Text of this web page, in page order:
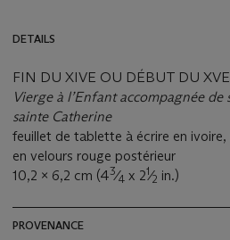
DETAILS
FIN DU XIVE OU DÉBUT DU
Vierge à l’Enfant accompagnée de
sainte Catherine
feuillet de tablette à écrire en
en velours rouge postérieur
10,2 x 6,2 cm (43⁄4 x 21⁄2 in.)
PROVENANCE